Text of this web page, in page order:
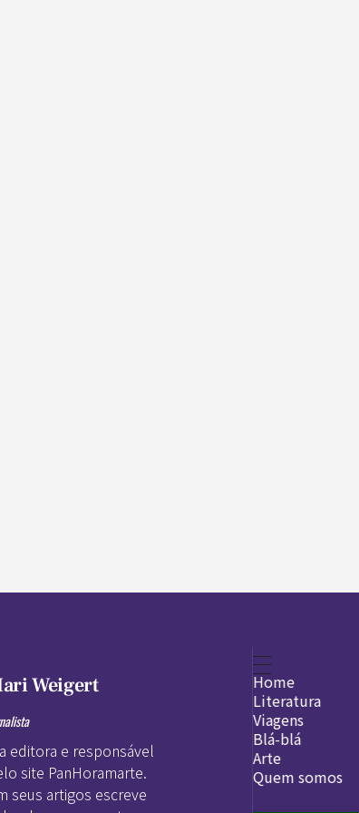
Weigert
editora e responsável
site PanHoramarte.
seus artigos escreve
Home
Literatura
Legado
Viagens
Blá-blá
Arte
O que é arte
DesignSocial
Quem somos